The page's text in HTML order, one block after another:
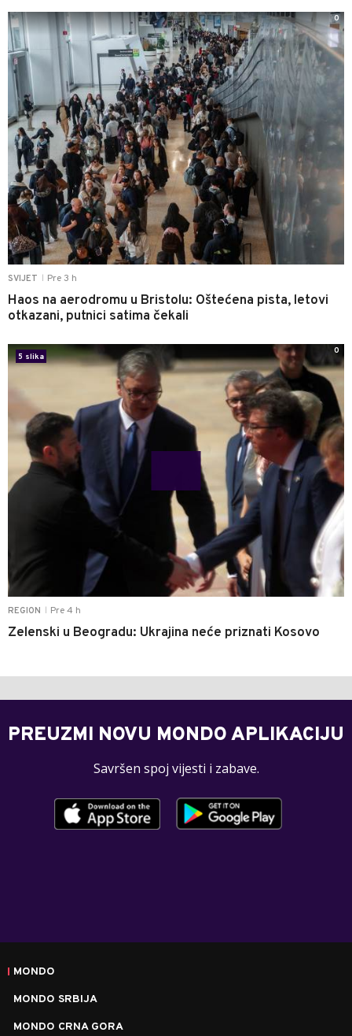
SVIJET Pre 3 h
Haos na aerodromu u Bristolu: Oštećena pista, letovi
otkazani, putnici satima čekali
0
REGION Pre 4 h
Zelenski u Beogradu: Ukrajina neće priznati Kosovo
5 slika
0
PREUZMI NOVU MONDO APLIKACIJU
Savršen spoj vijesti i zabave.
MONDO
MONDO SRBIJA
MONDO CRNA GORA